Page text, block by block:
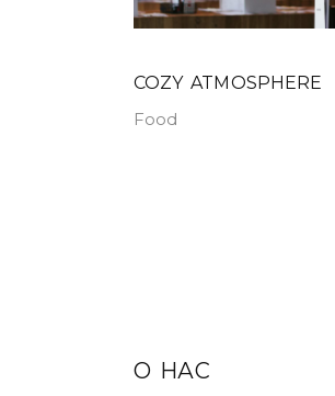
COZY ATMOSPHERE
Food
О НАС